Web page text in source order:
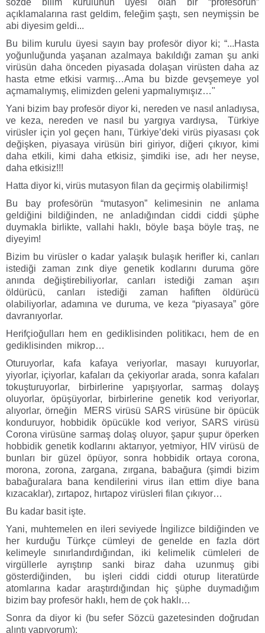
açıklamalarına rast geldim, feleğim şaştı, sen neymişsin be
abi diyesim geldi...
Bu bilim kurulu üyesi sayın bay profesör diyor ki; “...Hasta
yoğunluğunda yaşanan azalmaya bakıldığı zaman şu anki
virüsün daha önceden piyasada dolaşan virüsten daha az
hasta etme etkisi varmış…Ama bu bizde gevşemeye yol
açmamalıymış, elimizden geleni yapmalıymışız…"
Yani bizim bay profesör diyor ki, nereden ve nasıl anladıysa,
ve keza, nereden ve nasıl bu yargıya vardıysa, Türkiye
virüsler için yol geçen hanı, Türkiye’deki virüs piyasası çok
değişken, piyasaya virüsün biri giriyor, diğeri çıkıyor, kimi
daha etkili, kimi daha etkisiz, şimdiki ise, adı her neyse,
daha etkisiz!!!
Hatta diyor ki, virüs mutasyon filan da geçirmiş olabilirmiş!
Bu bay profesörün “mutasyon” kelimesinin ne anlama
geldiğini bildiğinden, ne anladığından ciddi ciddi şüphe
duymakla birlikte, vallahi haklı, böyle başa böyle traş, ne
diyeyim!
Bizim bu virüsler o kadar yalaşık bulaşık herifler ki, canları
istediği zaman zınk diye genetik kodlarını duruma göre
anında değiştirebiliyorlar, canları istediği zaman aşırı
öldürücü, canları istediği zaman hafiften öldürücü
olabiliyorlar, adamına ve duruma, ve keza “piyasaya” göre
davranıyorlar.
Herifçioğulları hem en gediklisinden politikacı, hem de en
gediklisinden mikrop…
Oturuyorlar, kafa kafaya veriyorlar, masayı kuruyorlar,
yiyorlar, içiyorlar, kafaları da çekiyorlar arada, sonra kafaları
tokuşturuyorlar, birbirlerine yapışıyorlar, sarmaş dolayş
oluyorlar, öpüşüyorlar, birbirlerine genetik kod veriyorlar,
alıyorlar, örneğin MERS virüsü SARS virüsüne bir öpücük
konduruyor, hobbidik öpücükle kod veriyor, SARS virüsü
Corona virüsüne sarmaş dolaş oluyor, şapur şupur öperken
hobbidik genetik kodlarını aktarıyor, yetmiyor, HIV virüsü de
bunları bir güzel öpüyor, sonra hobbidik ortaya corona,
morona, zorona, zargana, zırgana, babağura (şimdi bizim
babağuralara bana kendilerini virus ilan ettim diye bana
kızacaklar), zırtapoz, hırtapoz virüsleri filan çıkıyor…
Bu kadar basit işte.
Yani, muhtemelen en ileri seviyede İngilizce bildiğinden ve
her kurduğu Türkçe cümleyi de genelde en fazla dört
kelimeyle sınırlandırdığından, iki kelimelik cümleleri de
virgüllerle ayrıştırıp sanki biraz daha uzunmuş gibi
gösterdiğinden, bu işleri ciddi ciddi oturup literatürde
atomlarına kadar araştırdığından hiç şüphe duymadığım
bizim bay profesör haklı, hem de çok haklı…
Sonra da diyor ki (bu sefer Sözcü gazetesinden doğrudan
alıntı yapıyorum);